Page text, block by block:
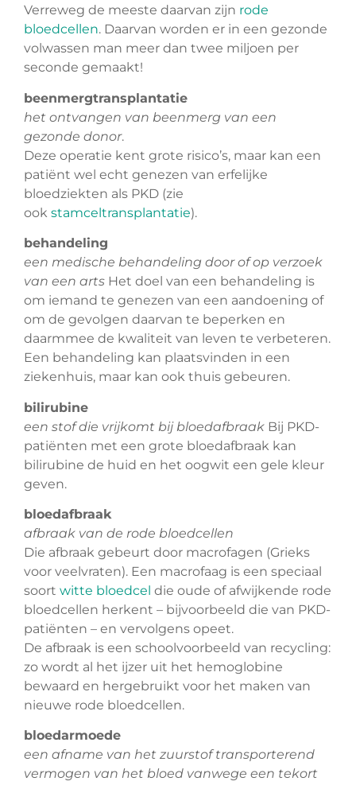
Verreweg de meeste daarvan zijn rode
bloedcellen. Daarvan worden er in een gezonde
volwassen man meer dan twee miljoen per
seconde gemaakt!
beenmergtransplantatie
het ontvangen van beenmerg van een
gezonde donor.
Deze operatie kent grote risico’s, maar kan een
patiënt wel echt genezen van erfelijke
bloedziekten als PKD (zie
ook stamceltransplantatie).
behandeling
een medische behandeling door of op verzoek
van een arts Het doel van een behandeling is
om iemand te genezen van een aandoening of
om de gevolgen daarvan te beperken en
daarmmee de kwaliteit van leven te verbeteren.
Een behandeling kan plaatsvinden in een
ziekenhuis, maar kan ook thuis gebeuren.
bilirubine
een stof die vrijkomt bij bloedafbraak Bij PKD-
patiënten met een grote bloedafbraak kan
bilirubine de huid en het oogwit een gele kleur
geven.
bloedafbraak
afbraak van de rode bloedcellen
Die afbraak gebeurt door macrofagen (Grieks
voor veelvraten). Een macrofaag is een speciaal
soort witte bloedcel die oude of afwijkende rode
bloedcellen herkent – bijvoorbeeld die van PKD-
patiënten – en vervolgens opeet.
De afbraak is een schoolvoorbeeld van recycling:
zo wordt al het ijzer uit het hemoglobine
bewaard en hergebruikt voor het maken van
nieuwe rode bloedcellen.
bloedarmoede
een afname van het zuurstof transporterend
vermogen van het bloed vanwege een tekort